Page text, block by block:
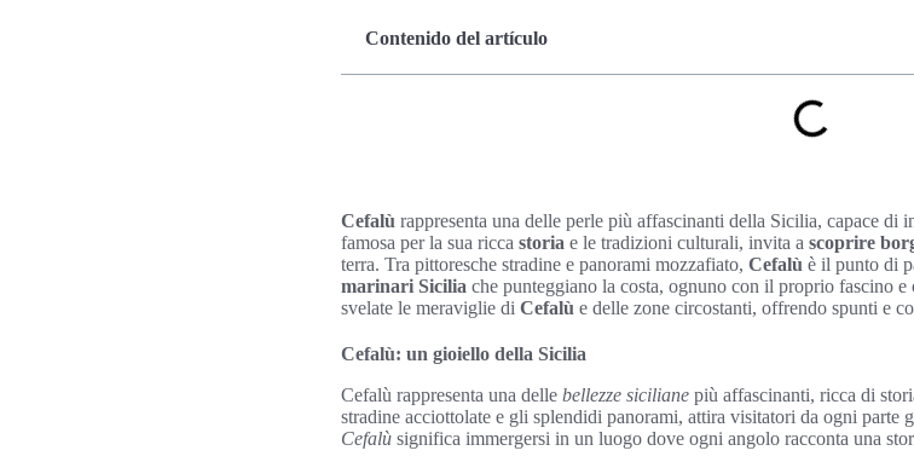
Contenido del artículo
Cefalù rappresenta una delle perle più affascinanti della Sicilia, capace di
famosa per la sua ricca storia e le tradizioni culturali, invita a scoprire
terra. Tra pittoresche stradine e panorami mozzafiato, Cefalù è il punto di
marinari Sicilia che punteggiano la costa, ognuno con il proprio fascino
svelate le meraviglie di Cefalù e delle zone circostanti, offrendo spunti e
Cefalù: un gioiello della Sicilia
Cefalù rappresenta una delle bellezze siciliane più affascinanti, ricca di
stradine acciottolate e gli splendidi panorami, attira visitatori da ogni parte
Cefalù significa immergersi in un luogo dove ogni angolo racconta una